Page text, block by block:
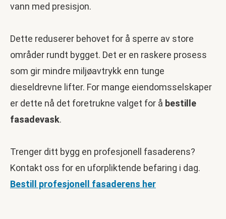
vann med presisjon.
Dette reduserer behovet for å sperre av store
områder rundt bygget. Det er en raskere prosess
som gir mindre miljøavtrykk enn tunge
dieseldrevne lifter. For mange eiendomsselskaper
er dette nå det foretrukne valget for å bestille
fasadevask.
Trenger ditt bygg en profesjonell fasaderens?
Kontakt oss for en uforpliktende befaring i dag.
Bestill profesjonell fasaderens her